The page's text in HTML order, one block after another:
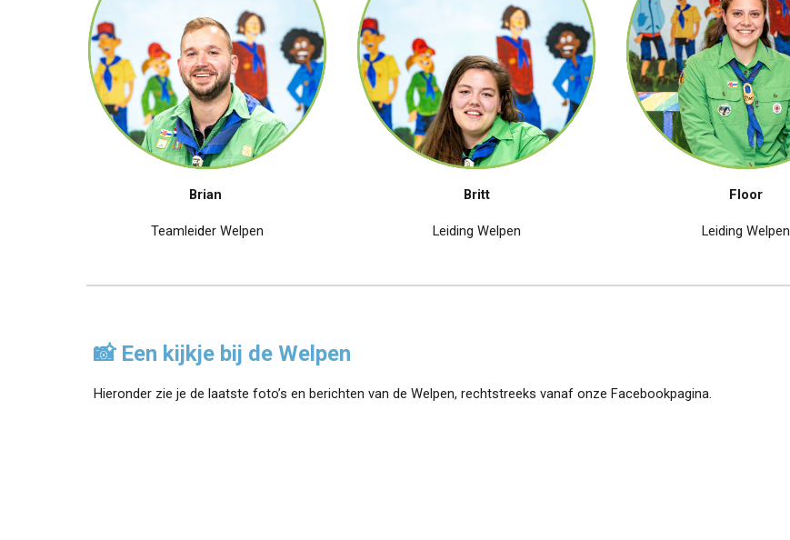
Brian
Teamleider Welpen
Britt
Leiding Welpen
Floor
Leiding Welpen
📸 Een kijkje bij de Welpen
Hieronder zie je de laatste foto’s en berichten van de Welpen, rechtstreeks vanaf onze Facebookpagina.